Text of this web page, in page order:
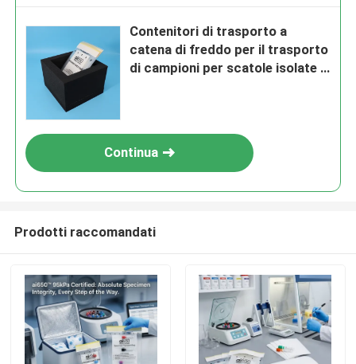
Contenitori di trasporto a
catena di freddo per il trasporto
di campioni per scatole isolate e
Continua
Prodotti raccomandati